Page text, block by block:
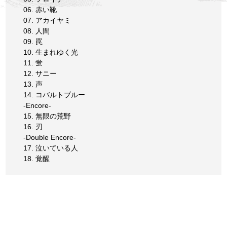
06. 赤い靴
07. アカイヤミ
08. 人間
09. 罠
10. 生まれゆく光
11. 蛍
12. サニー
13. 声
14. コバルトブルー
-Encore-
15. 無限の荒野
16. 刃
-Double Encore-
17. 泣いている人
18. 覚醒